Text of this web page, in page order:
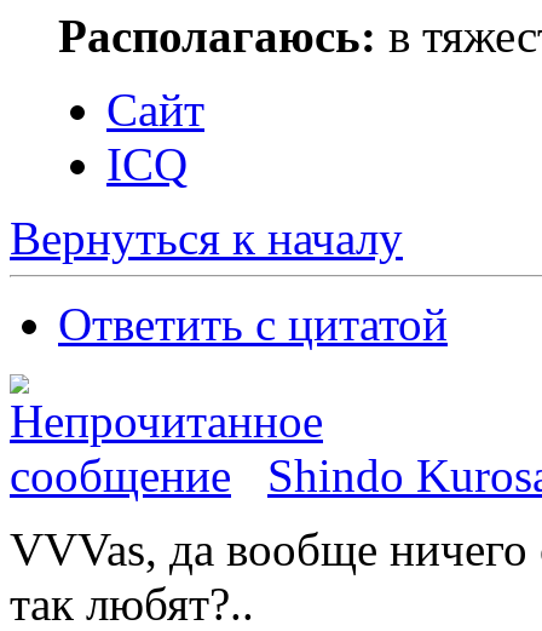
Располагаюсь: в
Сайт
ICQ
Вернуться к началу
Ответить с цитатой
Shindo
VVVas, да вообще ничего
так любят?..